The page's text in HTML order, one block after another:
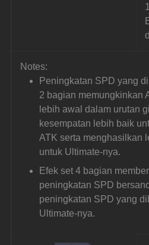
Notes:
Peningkatan SPD yang
2 bagian memungkinkan
lebih awal dalam urutan
kesempatan lebih baik
ATK serta menghasilkan
untuk Ultimate-nya.
Efek set 4 bagian
peningkatan SPD
peningkatan SPD yang
Ultimate-nya.